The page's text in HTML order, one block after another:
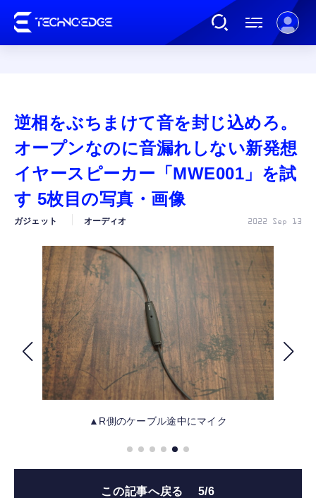
AI
ガジェット
カルチャー
公式ストア
FOLLOW US
逆相をぶちまけて音を封じ込めろ。
オープンなのに音漏れしない新発想
イヤースピーカー「MWE001」を試
す 5枚目の写真・画像
ガジェット オーディオ 2022 Sep 13
▲R側のケーブル途中にマイク
この記事へ戻る 5/6